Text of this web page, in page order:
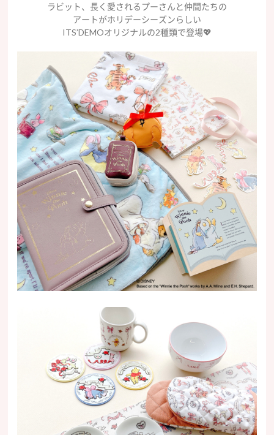
ラビット、長く愛されるプーさんと仲間たちの
アートがホリデーシーズンらしい
ITS’DEMOオリジナルの2種類で登場💖